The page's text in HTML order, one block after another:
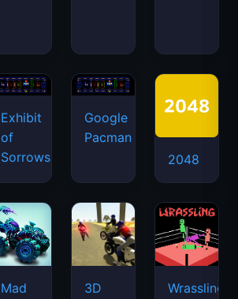
Exhibit
of
Sorrows
Google
Pacman
2048
Mad
3D
Wrassling